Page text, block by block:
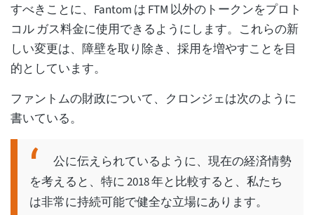
すべきことに、Fantom は FTM 以外のトークンをプロト
コル ガス料金に使用できるようにします。これらの新
しい変更は、障壁を取り除き、採用を増やすことを目
的としています。
ファントムの財政について、クロンジェは次のように
書いている。
公に伝えられているように、現在の経済情勢
を考えると、特に 2018 年と比較すると、私たち
は非常に持続可能で健全な立場にあります。